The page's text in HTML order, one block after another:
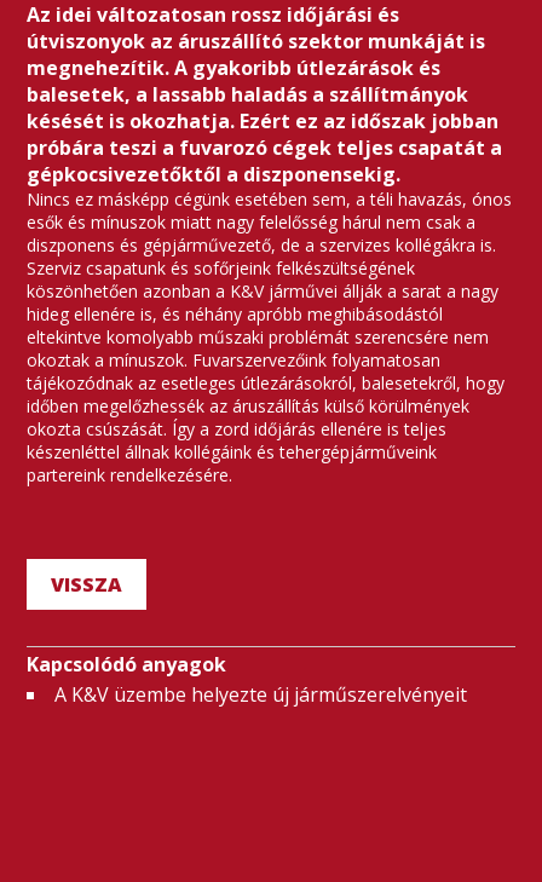
Az idei változatosan rossz időjárási és
útviszonyok az áruszállító szektor munkáját is
megnehezítik. A gyakoribb útlezárások és
balesetek, a lassabb haladás a szállítmányok
késését is okozhatja. Ezért ez az időszak jobban
próbára teszi a fuvarozó cégek teljes csapatát a
gépkocsivezetőktől a diszponensekig.
Nincs ez másképp cégünk esetében sem, a téli havazás, ónos
esők és mínuszok miatt nagy felelősség hárul nem csak a
diszponens és gépjárművezető, de a szervizes kollégákra is.
Szerviz csapatunk és sofőrjeink felkészültségének
köszönhetően azonban a K&V járművei állják a sarat a nagy
hideg ellenére is, és néhány apróbb meghibásodástól
eltekintve komolyabb műszaki problémát szerencsére nem
okoztak a mínuszok. Fuvarszervezőink folyamatosan
tájékozódnak az esetleges útlezárásokról, balesetekről, hogy
időben megelőzhessék az áruszállítás külső körülmények
okozta csúszását. Így a zord időjárás ellenére is teljes
készenléttel állnak kollégáink és tehergépjárműveink
partereink rendelkezésére.
VISSZA
Kapcsolódó anyagok
A K&V üzembe helyezte új járműszerelvényeit